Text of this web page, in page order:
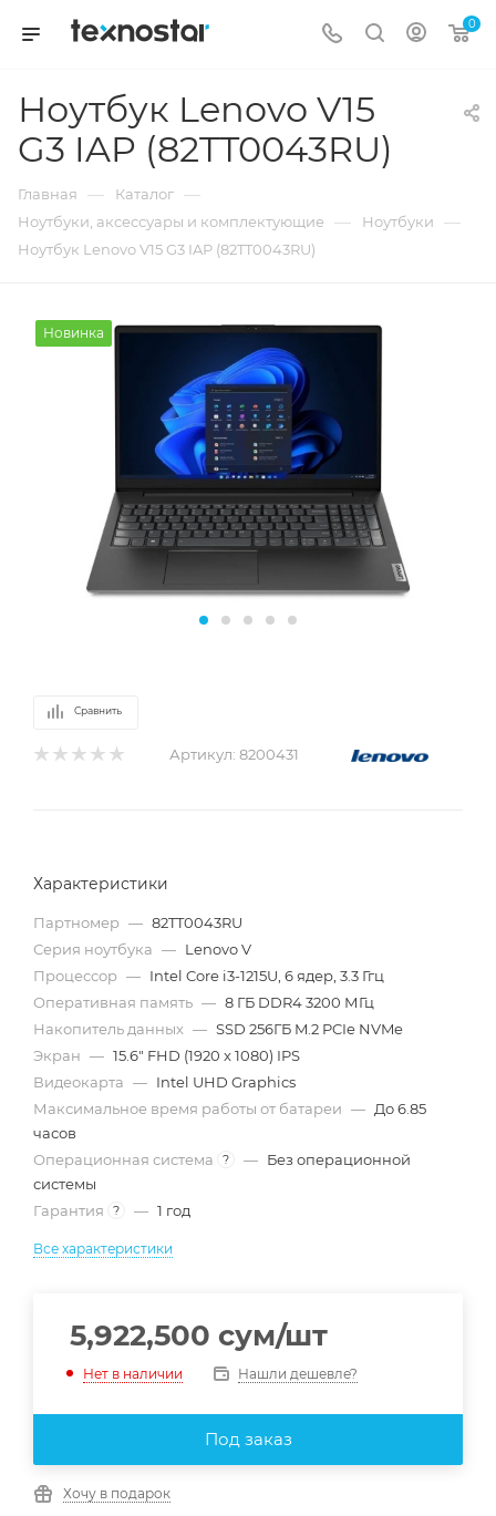
0
Ноутбук Lenovo V15
G3 IAP (82TT0043RU)
Главная — Каталог —
Ноутбуки, аксессуары и комплектующие — Ноутбуки —
Ноутбук Lenovo V15 G3 IAP (82TT0043RU)
Новинка
Сравнить
Артикул: 8200431
Характеристики
Партномер — 82TT0043RU
Серия ноутбука — Lenovo V
Процессор — Intel Core i3-1215U, 6 ядер, 3.3 Ггц
Оперативная память — 8 ГБ DDR4 3200 МГц
Накопитель данных — SSD 256ГБ M.2 PCIe NVMe
Экран — 15.6" FHD (1920 x 1080) IPS
Видеокарта — Intel UHD Graphics
Максимальное время работы от батареи — До 6.85
часов
Операционная система
? — Без операционной
системы
Гарантия
? — 1 год
Все характеристики
5,922,500 сум/шт
Нет в наличии Нашли дешевле?
Под заказ
Хочу в подарок